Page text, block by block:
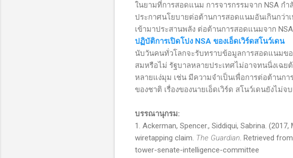
ในยามที่การสอดแนม การจารกรรมจาก NSA กำ
ประกาศนโยบายต่อต้านการสอดแนมอันเกินกว่า
เข้ามาประสานพลัง ต่อต้านการสอดแนมจาก NSA
ปฏิบัติการเปิดโปง NSA ของเอ็ดเวิร์ดสโนว์เดน
นับวันคนทั่วโลกจะรับทราบข้อมูลการสอดแนมข
สมหรือไม่ รัฐบาลหลายประเทศไม่อาจทนนิ่งเฉ
หลายแง่มุม เช่น มีความจำเป็นเพื่อการต่อต้านก
ของชาติ เรื่องของนายเอ็ดเวิร์ด สโนว์เดนยังไม่จ
บรรณานุกรม:
1. Ackerman, Spencer., Siddiqui, Sabrina.
wiretapping claim. The Guardian. Retrieved
tower-senate-intelligence-committee